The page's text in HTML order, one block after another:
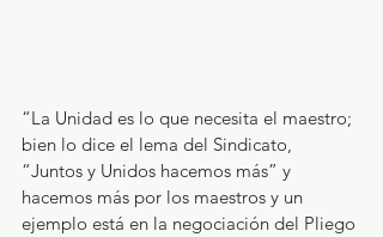
“La Unidad es lo que necesita el maestro;
bien lo dice el lema del Sindicato,
“Juntos y Unidos hacemos más” y
hacemos más por los maestros y un
ejemplo está en la negociación del Pliego